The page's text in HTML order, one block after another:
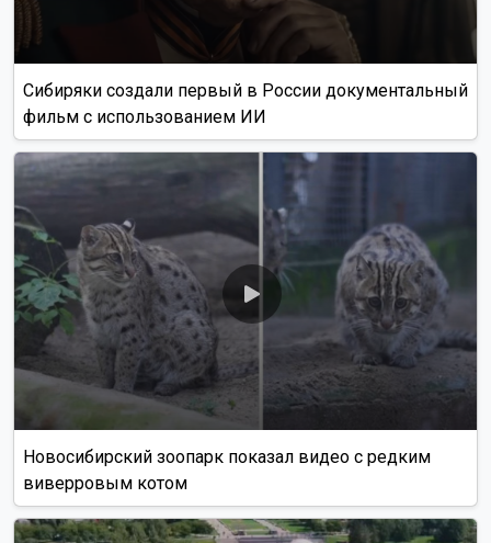
отличить моховик от поганки, и приготовить самый
Как рассказали Горсайту местные грибники, в лесах
Новосибирской области можно отыскать борови...
Читать далее...
Видео
Новосибирский зоопарк показал детёнышей